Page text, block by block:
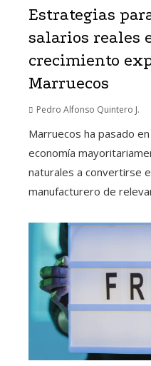
Estrategias
salarios reales
crecimiento
Marruecos
Pedro Alfonso Quintero J.
Marruecos ha pasado
economía
naturales a convertirse
manufacturero de